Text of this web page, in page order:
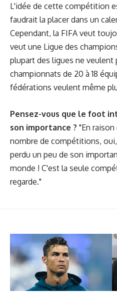
L'idée de cette compétition
faudrait la placer dans un
Cependant, la FIFA veut
veut une Ligue des
plupart des ligues ne veulent
championnats de 20 à 18
fédérations veulent même
Pensez-vous que le foot
son importance ? "En
nombre de compétitions,
perdu un peu de son
monde ! C'est la seule
regarde."